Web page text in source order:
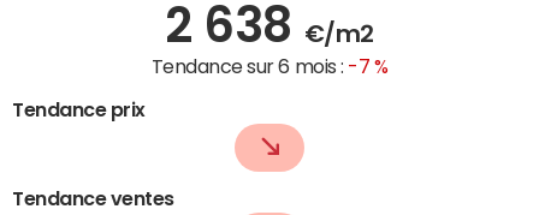
2 638 €/m2
Tendance sur 6 mois : -7 %
Tendance prix
Tendance ventes